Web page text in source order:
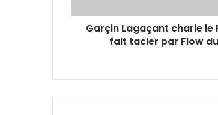
tacler
Garçin Lagaçant charie le
fait tacler par Flow